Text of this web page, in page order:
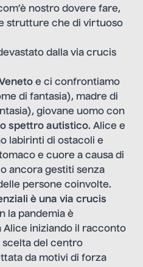
nostro dovere fare,
strutture che di virtuoso
dalla via crucis
e ci confrontiamo
di fantasia), madre di
giovane uomo con
spettro autistico. Alice e
labirinti di ostacoli e
e cuore a causa di
ancora gestiti senza
persone coinvolte.
è una via crucis
la pandemia è
Alice iniziando il racconto
scelta del centro
da motivi di forza